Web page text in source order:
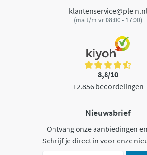
klantenservice@plein.nl
(ma t/m vr 08:00 - 17:00)
8,8/10
12.856 beoordelingen
Nieuwsbrief
Ontvang onze aanbiedingen
Schrijf je direct in voor onze